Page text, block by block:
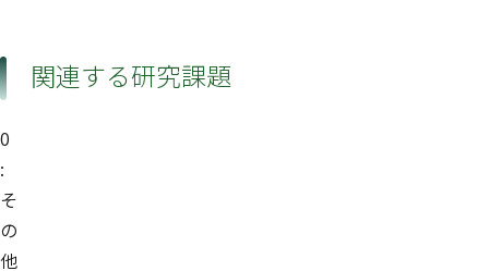
関連する研究課題
0
:
そ
の
他